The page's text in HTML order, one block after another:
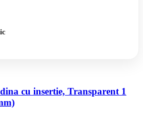
cu insertie, Transparent 1